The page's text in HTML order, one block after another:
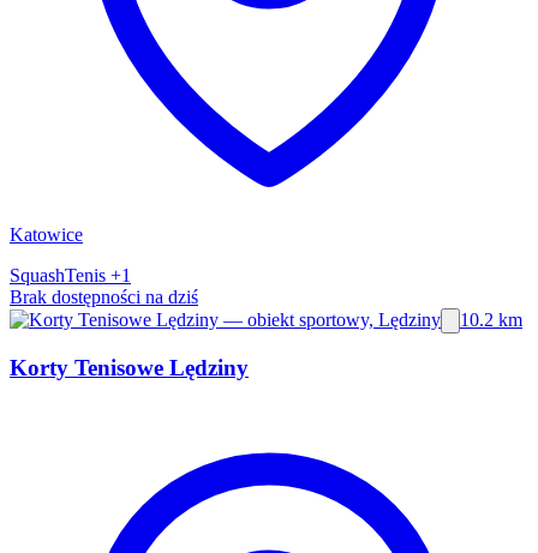
Katowice
SquashTenis +1
Brak dostępności na dziś
10.2 km
Korty Tenisowe Lędziny